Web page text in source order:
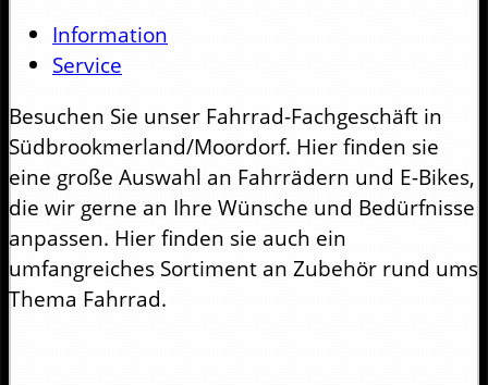
Information
Service
Besuchen Sie unser Fahrrad-Fachgeschäft in
Südbrookmerland/Moordorf. Hier finden sie
eine große Auswahl an Fahrrädern und E-Bikes,
die wir gerne an Ihre Wünsche und Bedürfnisse
anpassen. Hier finden sie auch ein
umfangreiches Sortiment an Zubehör rund ums
Thema Fahrrad.